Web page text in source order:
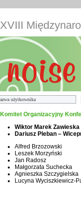
XVIII
Komitet Organizacyjny
Wiktor Marek
Dariusz Pleban –
Alfred Brzozowski
Leszek Morzyński
Jan Radosz
Małgorzata Suchecka
Agnieszka Szczygielska
Lucyna Wyciszkiewicz-